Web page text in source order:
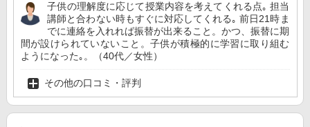
子供の理解度に応じて授業内容を考えてくれる点｡ 担当
講師と合わない時もすぐに対応してくれる｡ 前日21時ま
でに連絡を入れれば振替が出来ること。かつ、振替に期
間が設けられていないこと。子供が積極的に学習に取り組む
ようになった｡。（40代／女性）
その他の口コミ・評判